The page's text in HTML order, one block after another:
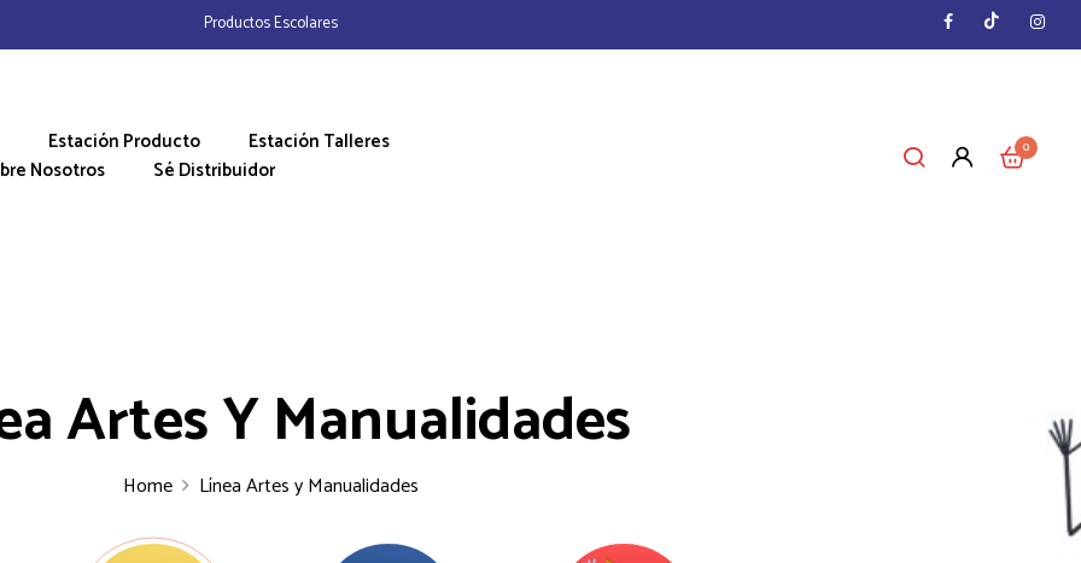
Productos Escolares
Estación Producto
Estación Talleres
Nosotros
Sé Distribuidor
0
Artes Y Manualidades
Home Línea Artes y Manualidades